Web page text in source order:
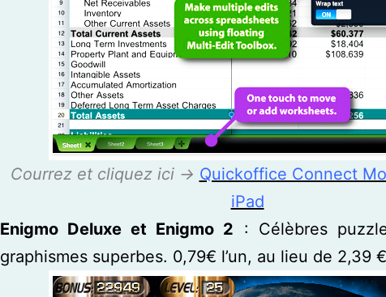
Courrez et cliquez ici -> Quickoffice Connect
iPad
Enigmo Deluxe et Enigmo 2 : Célèbres
graphismes superbes. 0,79€ l’un, au lieu de 2,39